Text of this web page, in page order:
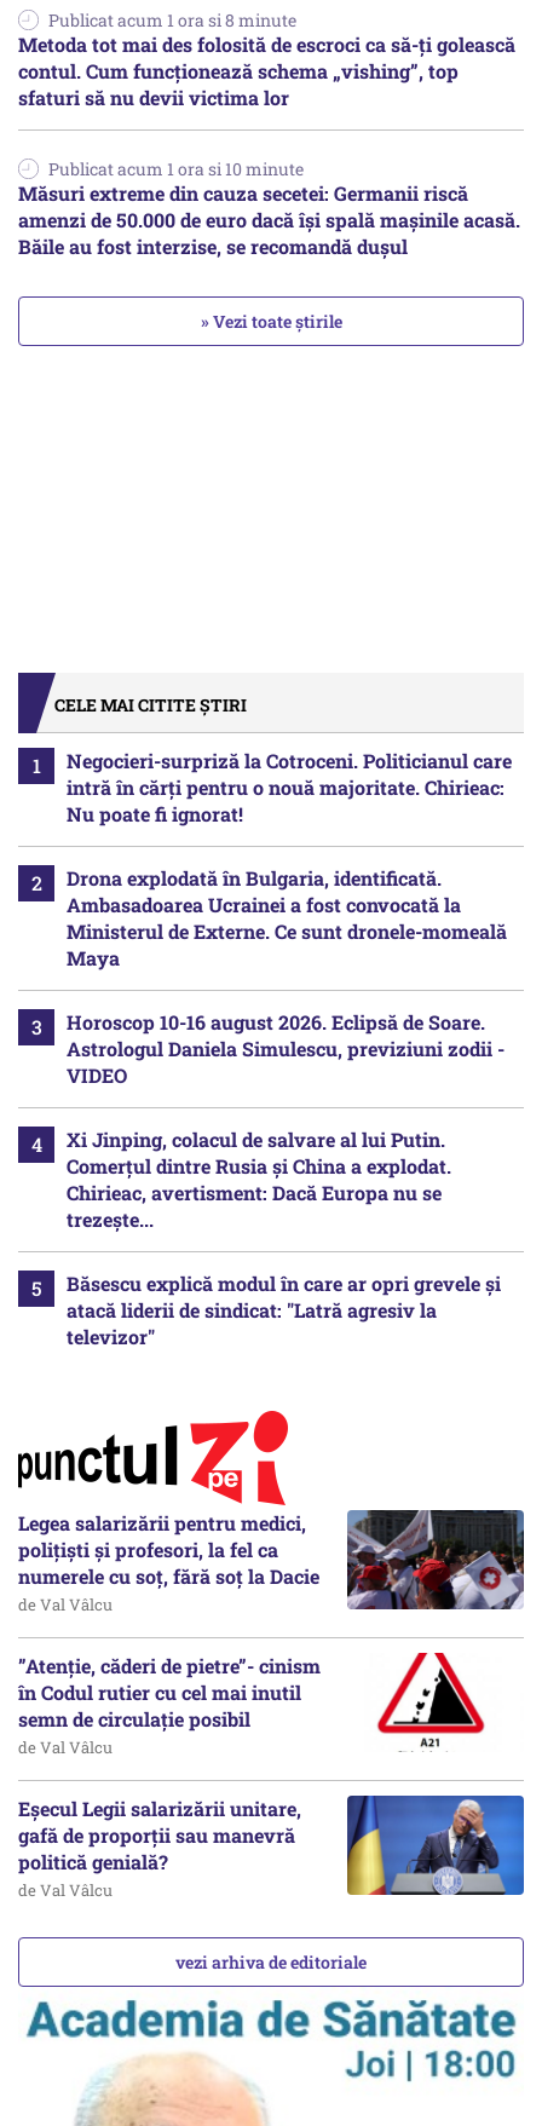
Publicat acum 1 ora si 8 minute
Metoda tot mai des folosită de escroci ca să-ți golească
contul. Cum funcționează schema „vishing”, top
sfaturi să nu devii victima lor
Publicat acum 1 ora si 10 minute
Măsuri extreme din cauza secetei: Germanii riscă
amenzi de 50.000 de euro dacă își spală mașinile acasă.
Băile au fost interzise, se recomandă dușul
» Vezi toate știrile
CELE MAI CITITE ȘTIRI
Negocieri-surpriză la Cotroceni. Politicianul care
intră în cărți pentru o nouă majoritate. Chirieac:
Nu poate fi ignorat!
Drona explodată în Bulgaria, identificată.
Ambasadoarea Ucrainei a fost convocată la
Ministerul de Externe. Ce sunt dronele-momeală
Maya
Horoscop 10-16 august 2026. Eclipsă de Soare.
Astrologul Daniela Simulescu, previziuni zodii -
VIDEO
Xi Jinping, colacul de salvare al lui Putin.
Comerțul dintre Rusia și China a explodat.
Chirieac, avertisment: Dacă Europa nu se
trezește...
Băsescu explică modul în care ar opri grevele și
atacă liderii de sindicat: "Latră agresiv la
televizor"
Legea salarizării pentru medici,
polițiști și profesori, la fel ca
numerele cu soț, fără soț la Dacie
de Val Vâlcu
”Atenție, căderi de pietre”- cinism
în Codul rutier cu cel mai inutil
semn de circulație posibil
de Val Vâlcu
Eșecul Legii salarizării unitare,
gafă de proporții sau manevră
politică genială?
de Val Vâlcu
vezi arhiva de editoriale